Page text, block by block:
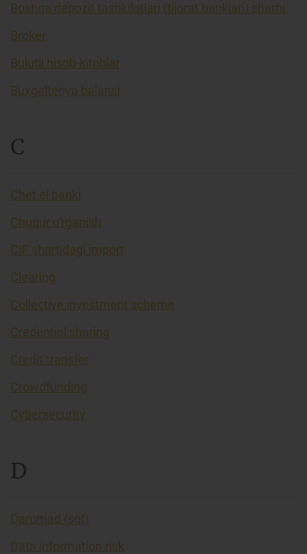
Boshqa depozit tashkilotlari (tijorat banklari) sharhi
Broker
Bulutli hisob-kitoblar
Buxgalteriya balansi
C
Chet el banki
Chuqur o'rganish
CIF shartidagi import
Clearing
Collective investment scheme
Credential sharing
Credit transfer
Crowdfunding
Cybersecurity
D
Daromad (sof)
Data information risk